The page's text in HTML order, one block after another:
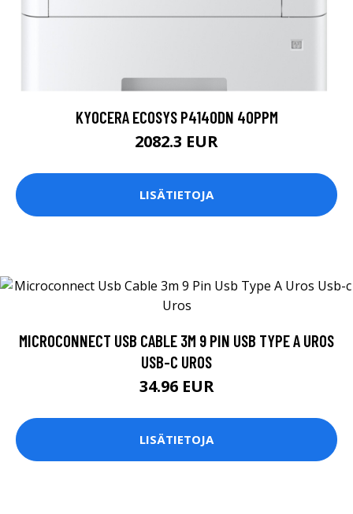
KYOCERA ECOSYS P4140DN 40PPM
2082.3 EUR
LISÄTIETOJA
MICROCONNECT USB CABLE 3M 9 PIN USB TYPE A UROS
USB-C UROS
34.96 EUR
LISÄTIETOJA